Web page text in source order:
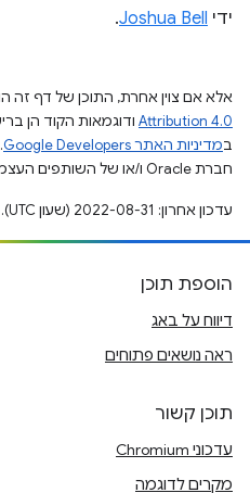
ידי Joshua Bell
.
אלא אם צוין אחרת, התוכן של דף זה
Attribution 4.0 ודוגמאות הקוד הן
במדיניות האתר Google Developers‏
חברת Oracle ו/או של השותפים העצמאיים שלה.
עדכון אחרון: 2022-08-31 (שעון UTC).
הוספת תוכן
דיווח על באג
ראה נושאים פתוחים
תוכן קשור
עדכוני Chromium
מקרים לדוגמה